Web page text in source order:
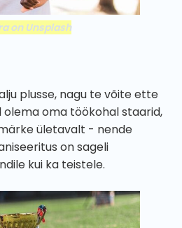
on Unsplash
plusse, nagu te võite ette
olema oma töökohal staarid,
ületavalt - nende
on sageli
kui ka teistele.